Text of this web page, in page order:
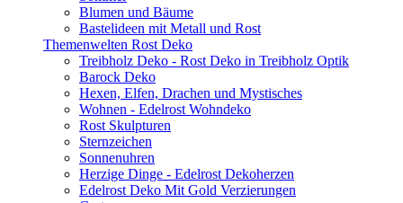
Blumen und Bäume
Bastelideen mit Metall und Rost
Themenwelten Rost Deko
Treibholz Deko - Rost Deko in Treibholz Optik
Barock Deko
Hexen, Elfen, Drachen und Mystisches
Wohnen - Edelrost Wohndeko
Rost Skulpturen
Sternzeichen
Sonnenuhren
Herzige Dinge - Edelrost Dekoherzen
Edelrost Deko Mit Gold Verzierungen